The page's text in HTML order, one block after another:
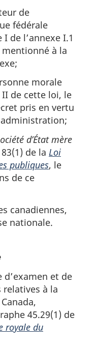
de
fédérale
de l’annexe I.1
à la
morale
II de cette loi, le
pris en vertu
d’État mère
de la Loi
publiques, le
de ce
canadiennes,
nationale.
d’examen et de
à la
45.29(1) de
royale du